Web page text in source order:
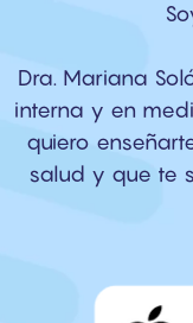
Dra. Mariana
interna y en
quiero
salud y que te